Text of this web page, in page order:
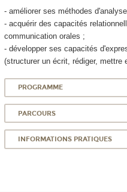
- améliorer ses méthodes
- acquérir des capacités
communication orales ;
- développer ses capacités
(structurer un écrit, rédiger, mettre
PROGRAMME
PARCOURS
INFORMATIONS PRATIQUES